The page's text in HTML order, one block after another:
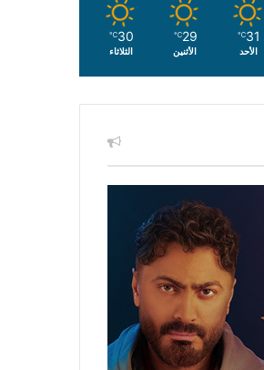
31
℃
الأحد
29
℃
الأثنين
30
℃
الثلاثاء